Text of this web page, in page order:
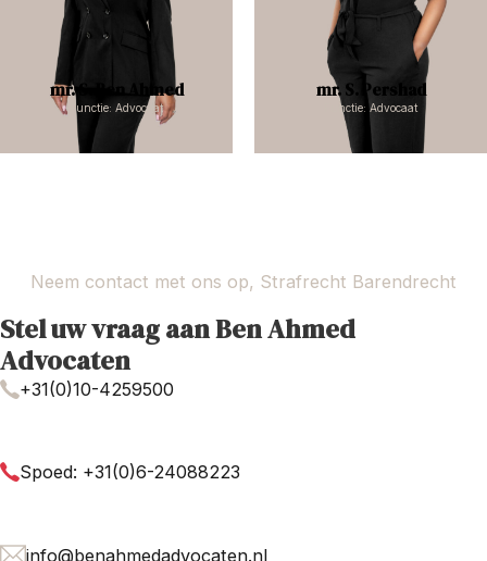
mr. S. Ben Ahmed
Functie: Advocaat
mr. S. Pershad
Functie: Advocaat
Neem contact met ons op, Strafrecht Barendrecht
Stel uw vraag aan Ben Ahmed
Advocaten
+31(0)10-4259500
Spoed: +31(0)6-24088223
info@benahmedadvocaten.nl